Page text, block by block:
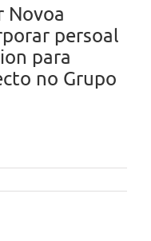
Novoa
persoal
para
no Grupo